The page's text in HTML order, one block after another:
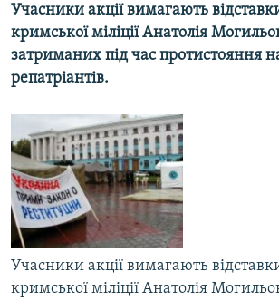
УКРАЇНА
СВІТ
СХЕМИ
КИТАЙ.ВИКЛИКИ
МУЛЬТИМЕДІА
ФОТО
СПЕЦПРОЄКТИ
ПОДКАСТИ
КРИМ РЕАЛІЇ
РУС
УКР
Учасники акції вимагають
кримської міліції Анатолія
затриманих під час протистояння
репатріантів.
Учасники акції вимагають
кримської міліції Анатолія